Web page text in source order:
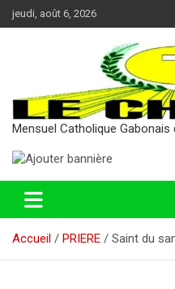
Aller
au
jeudi, août 6, 2026
Mensuel Catholique
Accueil PRIERE Saint du